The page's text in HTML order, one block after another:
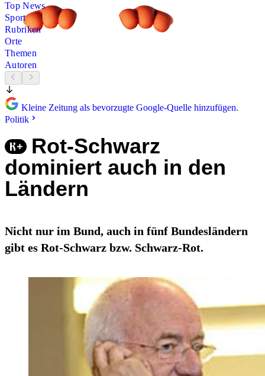
Top News
Sport
Rubriken
Orte
Themen
Autoren
Kleine Zeitung als bevorzugte Google-Quelle hinzufügen.
Politik
Rot-Schwarz
dominiert auch in den
Ländern
Nicht nur im Bund, auch in fünf Bundesländern
gibt es Rot-Schwarz bzw. Schwarz-Rot.